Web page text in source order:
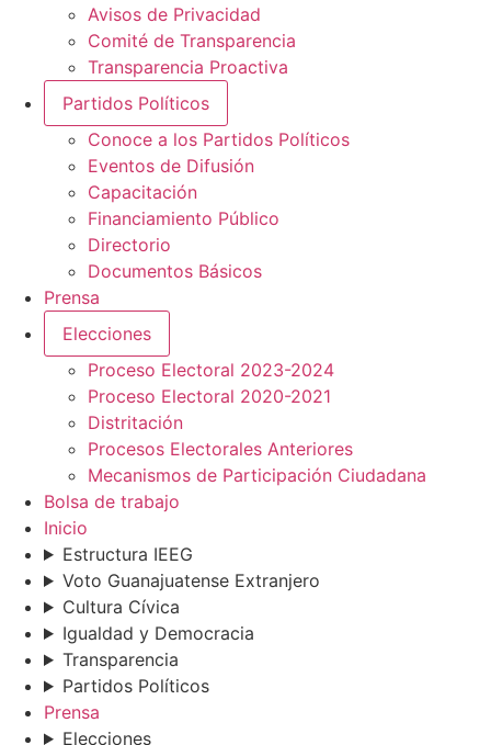
Avisos de Privacidad
Comité de Transparencia
Transparencia Proactiva
Partidos Políticos
Conoce a los Partidos Políticos
Eventos de Difusión
Capacitación
Financiamiento Público
Directorio
Documentos Básicos
Prensa
Elecciones
Proceso Electoral 2023-2024
Proceso Electoral 2020-2021
Distritación
Procesos Electorales Anteriores
Mecanismos de Participación Ciudadana
Bolsa de trabajo
Inicio
Estructura IEEG
Voto Guanajuatense Extranjero
Cultura Cívica
Igualdad y Democracia
Transparencia
Partidos Políticos
Prensa
Elecciones